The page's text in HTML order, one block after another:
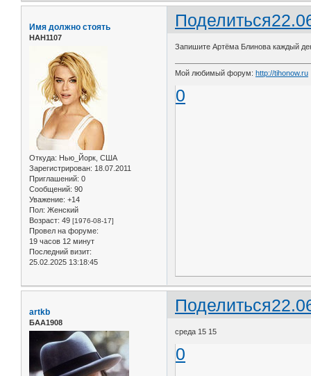
Поделиться
Имя должно стоять
НАН1107
Откуда: Нью_Йорк, США
Зарегистрирован: 18.07.2011
Приглашений: 0
Сообщений: 90
Уважение: +14
Пол: Женский
Возраст: 49 [1976-08-17]
Провел на форуме:
19 часов 12 минут
Последний визит:
25.02.2025 13:18:45
Запишите Артёма Блинова каждый
Мой любимый форум:http://tihonow.ru
0
Поделиться
artkb
БАА1908
среда 15 15
0